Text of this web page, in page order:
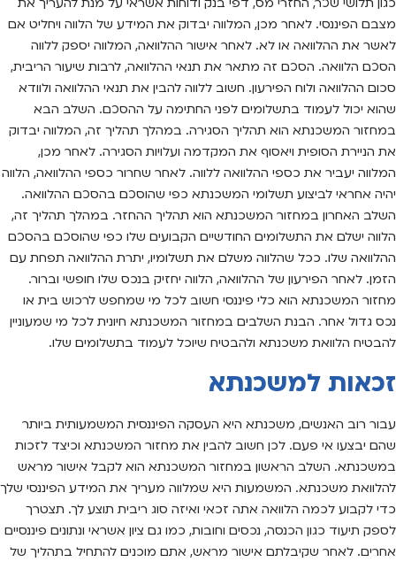
מצבם הפיננסי. לאחר מכן, המלווה יבדוק את המידע של הלווה ויחליט אם
לאשר את ההלוואה או לא. לאחר אישור ההלוואה, המלווה יספק ללווה
הסכם הלוואה. הסכם זה מתאר את תנאי ההלוואה, לרבות שיעור הריבית,
סכום ההלוואה ולוח הפירעון. חשוב ללווה להבין את תנאי ההלוואה ולוודא
שהוא יכול לעמוד בתשלומים לפני החתימה על ההסכם. השלב הבא
במחזור המשכנתא הוא תהליך הסגירה. במהלך תהליך זה, המלווה יבדוק
את הניירת הסופית ויאסוף את המקדמה ועלויות הסגירה. לאחר מכן,
המלווה יעביר את כספי ההלוואה ללווה. לאחר שחרור כספי ההלוואה, הלווה
יהיה אחראי לביצוע תשלומי המשכנתא כפי שהוסכם בהסכם ההלוואה.
השלב האחרון במחזור המשכנתא הוא תהליך ההחזר. במהלך תהליך זה,
הלווה ישלם את התשלומים החודשיים הקבועים שלו כפי שהוסכם בהסכם
ההלוואה שלו. ככל שהלווה משלם את תשלומיו, יתרת ההלוואה תפחת עם
הזמן. לאחר הפירעון של ההלוואה, הלווה יחזיק בנכס שלו חופשי וברור.
מחזור המשכנתא הוא כלי פיננסי חשוב לכל מי שמחפש לרכוש בית או
נכס גדול אחר. הבנת השלבים במחזור המשכנתא חיונית לכל מי שמעוניין
להבטיח הלוואת משכנתא ולהבטיח שיוכל לעמוד בתשלומים שלו.
זכאות למשכנתא
עבור רוב האנשים, משכנתא היא העסקה הפיננסית המשמעותית ביותר
שהם יבצעו אי פעם. לכן חשוב להבין את מחזור המשכנתא וכיצד לזכות
במשכנתא. השלב הראשון במחזור המשכנתא הוא לקבל אישור מראש
להלוואת משכנתא. המשמעות היא שמלווה מעריך את המידע הפיננסי שלך
כדי לקבוע לכמה הלוואה אתה זכאי ואיזה סוג ריבית תוצע לך. תצטרך
לספק תיעוד כגון הכנסה, נכסים וחובות, כמו גם ציון אשראי ונתונים פיננסיים
אחרים. לאחר שקיבלתם אישור מראש, אתם מוכנים להתחיל בתהליך של